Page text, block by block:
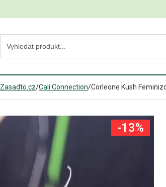
Zasadto.cz/Cali Connection/Corleone Kush
-13%